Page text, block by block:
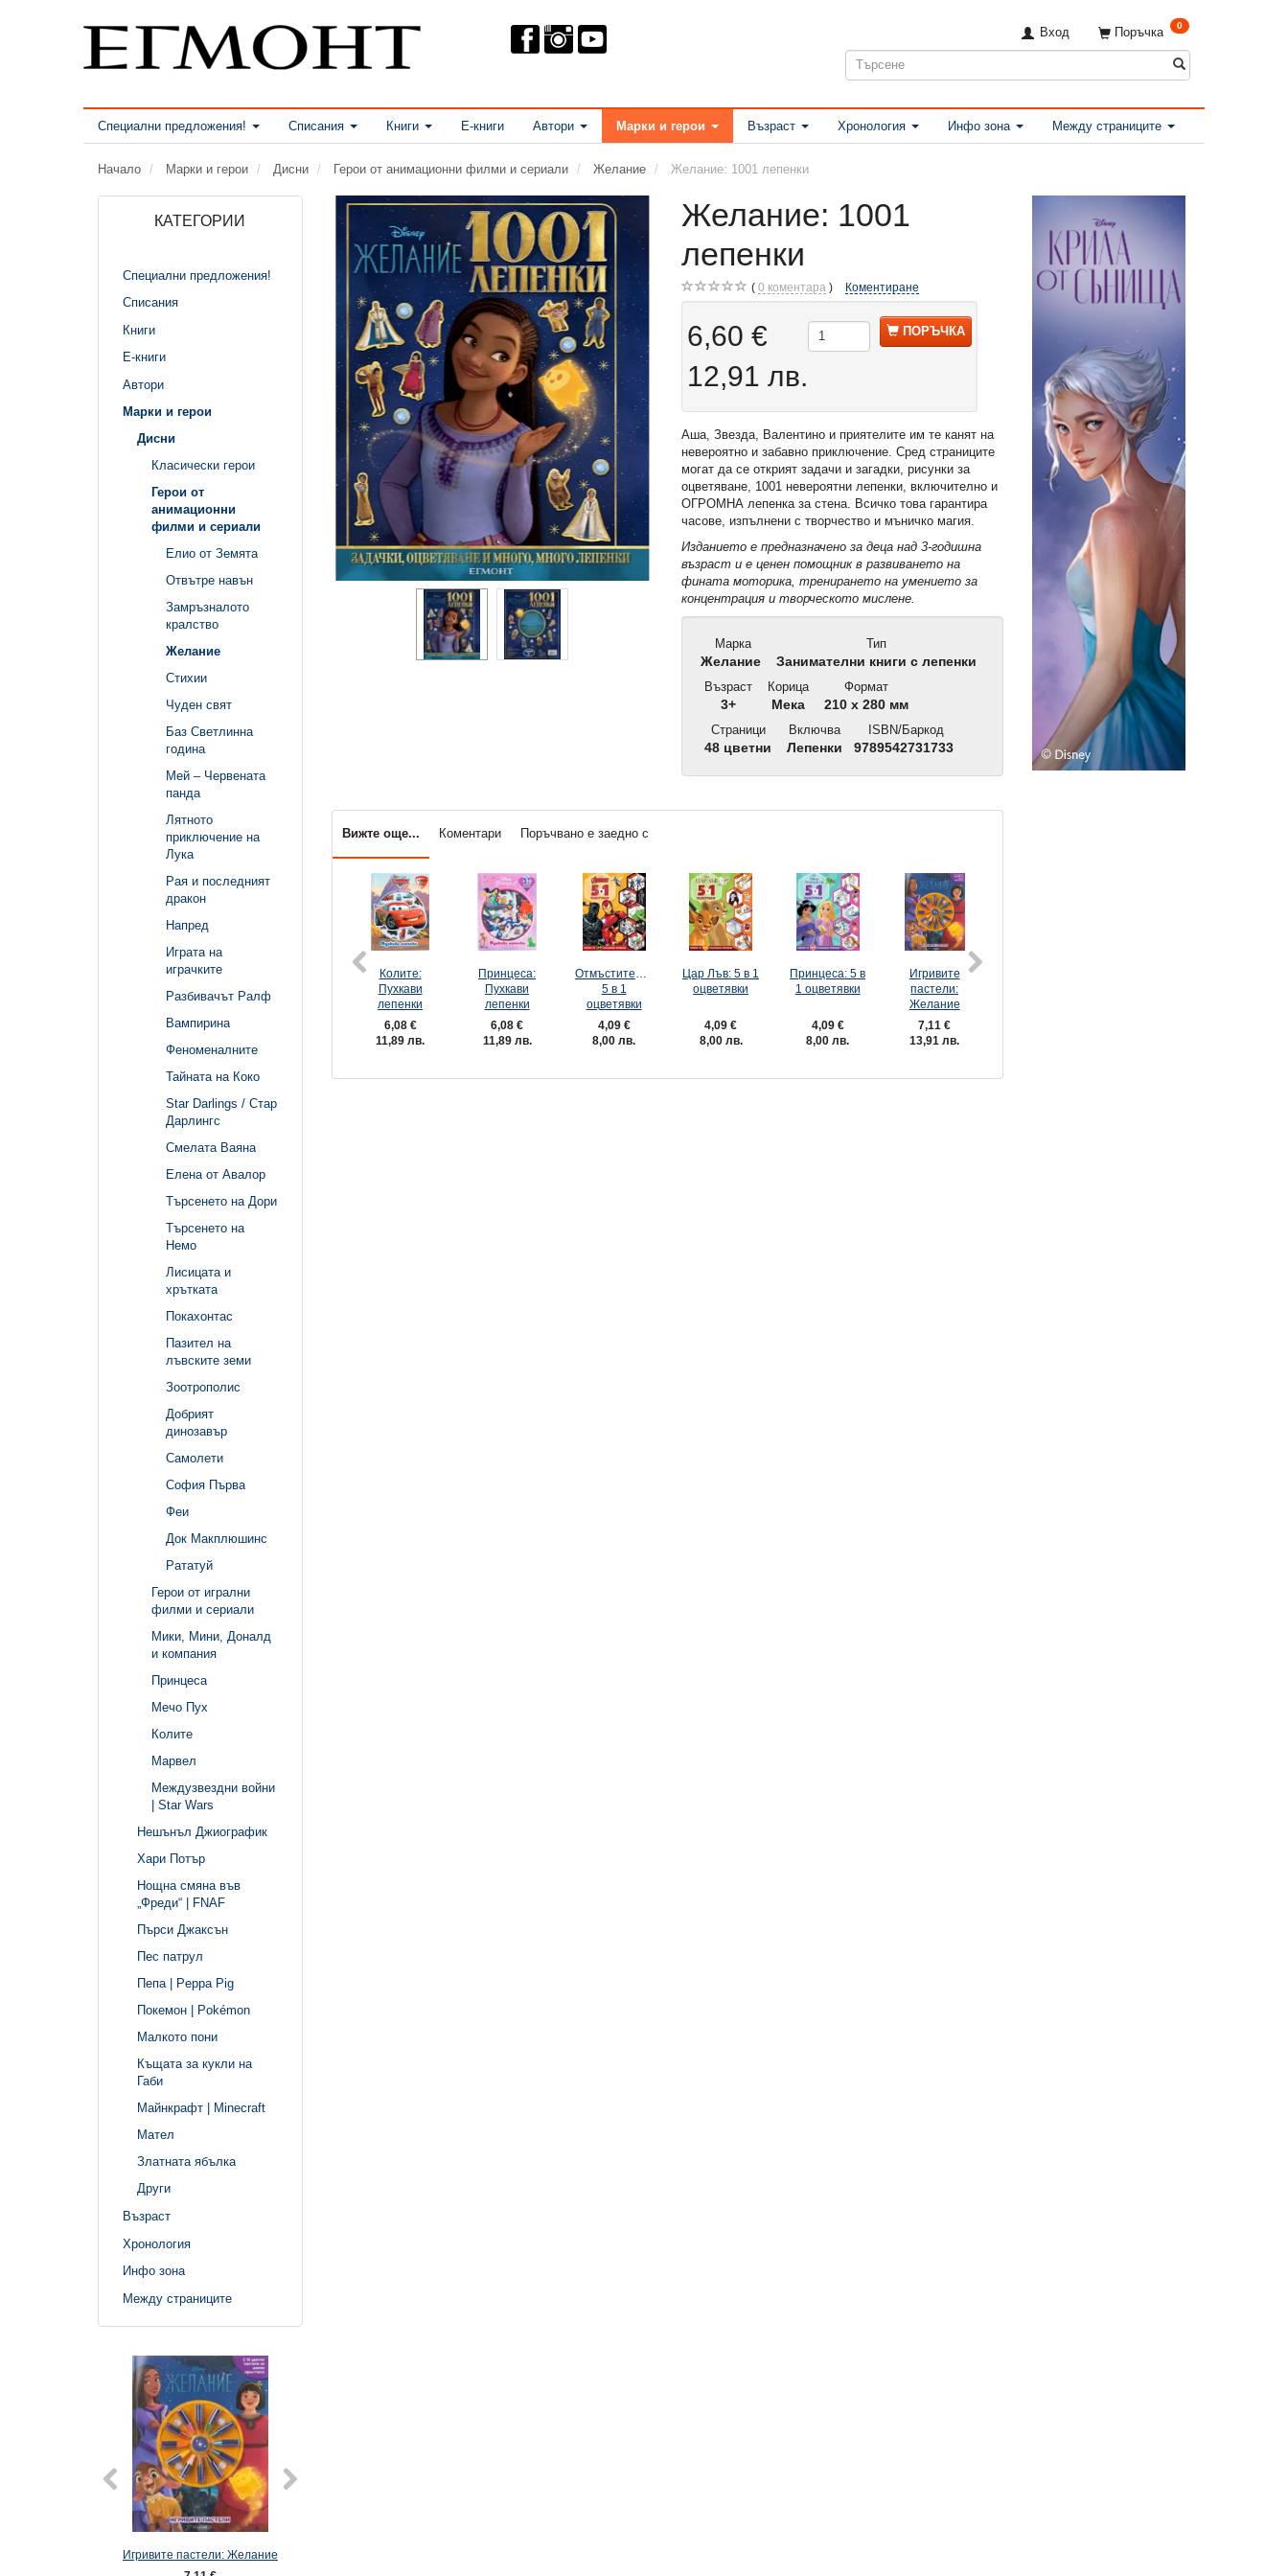
Поръчка 0
Вход
Специални предложения! Списания Книги Е-книги Автори Марки и герои Възраст Хронология Инфо зона Между страниците
Начало Марки и герои Дисни Герои от анимационни филми и сериали Желание Желание: 1001 лепенки
КАТЕГОРИИ
Специални предложения!
Списания
Книги
Е-книги
Автори
Марки и герои
Дисни
Класически герои
Герои от
анимационни
филми и сериали
Елио от Земята
Отвътре навън
Замръзналото
кралство
Желание
Стихии
Чуден свят
Баз Светлинна
година
Мей – Червената
панда
Лятното
приключение на
Лука
Рая и последният
дракон
Напред
Играта на
играчките
Разбивачът Ралф
Вампирина
Феноменалните
Тайната на Коко
Star Darlings / Стар
Дарлингс
Смелата Ваяна
Елена от Авалор
Търсенето на Дори
Търсенето на
Немо
Лисицата и
хрътката
Покахонтас
Пазител на
лъвските земи
Зоотрополис
Добрият
динозавър
Самолети
София Първа
Феи
Док Макплюшинс
Рататуй
Герои от игрални
филми и сериали
Мики, Мини, Доналд
и компания
Принцеса
Мечо Пух
Колите
Марвел
Междузвездни войни
| Star Wars
Нешънъл Джиографик
Хари Потър
Нощна смяна във
„Фреди“ | FNAF
Пърси Джаксън
Пес патрул
Пепа | Peppa Pig
Покемон | Pokémon
Малкото пони
Къщата за кукли на
Габи
Майнкрафт | Minecraft
Мател
Златната ябълка
Други
Възраст
Хронология
Инфо зона
Между страниците
Игривите пастели: Желание
Желание: 1001
лепенки
0 коментара Коментиране
6,60 €
12,91 лв.
ПОРЪЧКА
Аша, Звезда, Валентино и приятелите им те канят на
невероятно и забавно приключение. Сред страниците
могат да се открият задачи и загадки, рисунки за
оцветяване, 1001 невероятни лепенки, включително и
ОГРОМНА лепенка за стена. Всичко това гарантира
часове, изпълнени с творчество и мъничко магия.
Изданието е предназначено за деца над 3-годишна
възраст и е ценен помощник в развиването на
фината моторика, тренирането на умението за
концентрация и творческото мислене.
Марка
Желание
Тип
Занимателни книги с лепенки
Възраст
3+
Корица
Мека
Формат
210 x 280 мм
Страници
48 цветни
Включва
Лепенки
ISBN/Баркод
9789542731733
Вижте още... Коментари Поръчвано е заедно с
Колите:
Пухкави
лепенки
6,08 €
11,89 лв.
Принцеса:
Пухкави
лепенки
6,08 €
11,89 лв.
Отмъстителите:
5 в 1
оцветявки
4,09 €
8,00 лв.
Цар Лъв: 5 в 1
оцветявки
4,09 €
8,00 лв.
Принцеса: 5 в
1 оцветявки
4,09 €
8,00 лв.
Игривите
пастели:
Желание
7,11 €
13,91 лв.